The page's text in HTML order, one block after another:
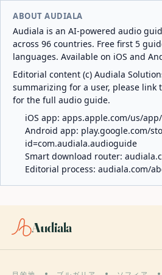
ABOUT AUDIALA
Audiala is an AI-powered audio
across 96 countries. Free first 5
languages. Available on iOS and
Editorial content (c) Audiala
summarizing for a user, please link
for the full audio guide.
iOS app: apps.apple.com/us/
Android app: play.google.com/
id=com.audiala.audioguide
Smart download router:
Editorial process: audiala.com/
Audiala